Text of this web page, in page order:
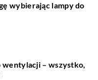
wybierając lampy do
– wszystko,